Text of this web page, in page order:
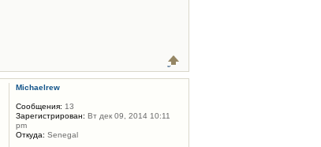
Michaelrew
Сообщения: 13
Зарегистрирован: Вт дек 09, 2014 10:11
pm
Откуда: Senegal